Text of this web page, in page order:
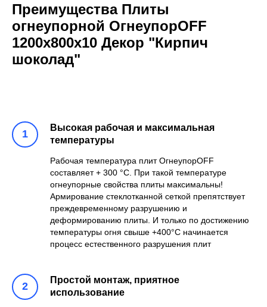
Преимущества Плиты
огнеупорной ОгнеупорOFF
1200x800x10 Декор "Кирпич
шоколад"
Высокая рабочая и максимальная
температуры
Рабочая температура плит ОгнеупорOFF
составляет + 300 °С. При такой температуре
огнеупорные свойства плиты максимальны!
Армирование стеклотканной сеткой препятствует
преждевременному разрушению и
деформированию плиты. И только по достижению
температуры огня свыше +400°С начинается
процесс естественного разрушения плит
Простой монтаж, приятное
использование